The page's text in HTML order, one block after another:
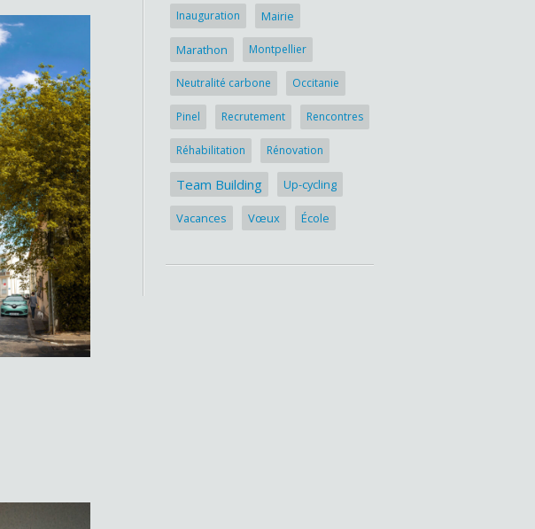
Inauguration Mairie
Marathon Montpellier
Neutralité carbone Occitanie
Pinel Recrutement Rencontres
Réhabilitation Rénovation
Team Building Up-cycling
Vacances Vœux École